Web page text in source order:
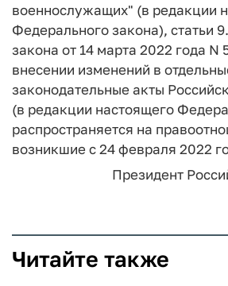
военнослужащих" (в редакции
Федерального закона), статьи
закона от 14 марта 2022 года
внесении изменений в
законодательные акты
(в редакции настоящего
распространяется на
возникшие с 24 февраля 2022
Президент
Читайте также